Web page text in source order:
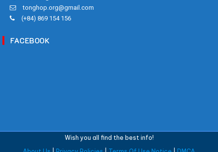
tonghop.org@gmail.com
(+84) 869 154 156
FACEBOOK
Wish you all find the best info!